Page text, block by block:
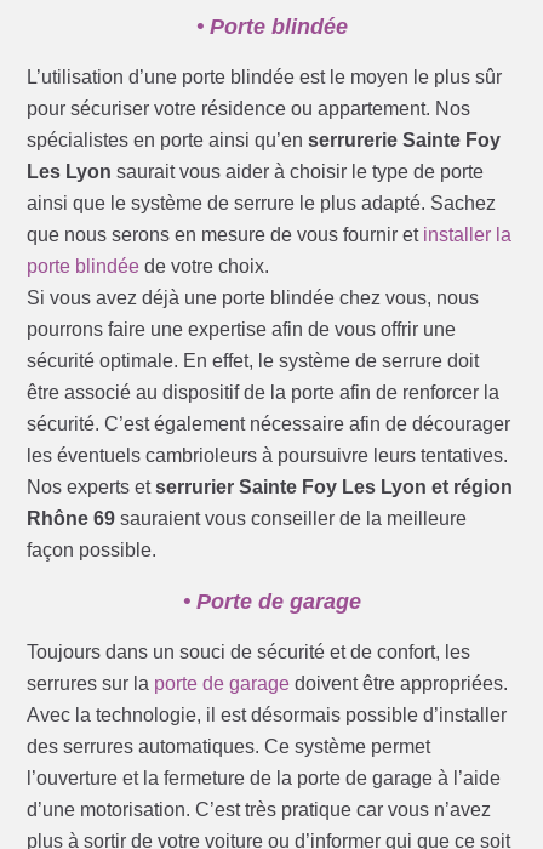
• Porte blindée
L’utilisation d’une porte blindée est le moyen le plus sûr
pour sécuriser votre résidence ou appartement. Nos
spécialistes en porte ainsi qu’enserrurerie Sainte Foy
Les Lyon saurait vous aider à choisir le type de porte
ainsi que le système de serrure le plus adapté. Sachez
que nous serons en mesure de vous fournir et installer la
porte blindée de votre choix.
Si vous avez déjà une porte blindée chez vous, nous
pourrons faire une expertise afin de vous offrir une
sécurité optimale. En effet, le système de serrure doit
être associé au dispositif de la porte afin de renforcer la
sécurité. C’est également nécessaire afin de décourager
les éventuels cambrioleurs à poursuivre leurs tentatives.
Nos experts etserrurier Sainte Foy Les Lyon et région
Rhône 69 sauraient vous conseiller de la meilleure
façon possible.
• Porte de garage
Toujours dans un souci de sécurité et de confort, les
serrures sur la porte de garage doivent être appropriées.
Avec la technologie, il est désormais possible d’installer
des serrures automatiques. Ce système permet
l’ouverture et la fermeture de la porte de garage à l’aide
d’une motorisation. C’est très pratique car vous n’avez
plus à sortir de votre voiture ou d’informer qui que ce soit